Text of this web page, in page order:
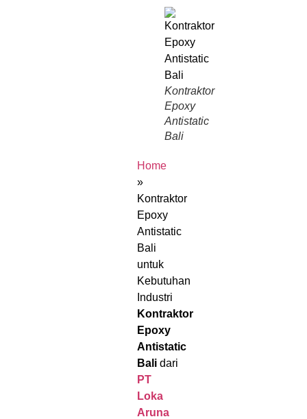
Kontraktor
Epoxy
Antistatic
Bali
Home
»
Kontraktor
Epoxy
Antistatic
Bali
untuk
Kebutuhan
Industri
Kontraktor
Epoxy
Antistatic
Bali dari
PT
Loka
Aruna